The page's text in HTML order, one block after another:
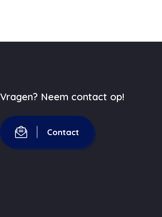
Vragen? Neem contact op!
Contact